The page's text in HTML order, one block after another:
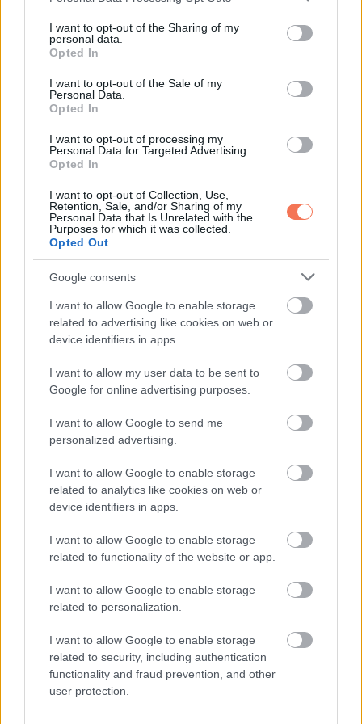
not limited to your visit or usage behaviour. You may click to
grant or deny consent to Google and its third-party tags to
use your data for below specified purposes in below Google
consent section.
I want to opt-out of the Sharing of my
personal data.
Opted In
I want to opt-out of the Sale of my
Personal Data.
Opted In
I want to opt-out of processing my
Personal Data for Targeted Advertising.
Opted In
I want to opt-out of Collection, Use,
Retention, Sale, and/or Sharing of my
Personal Data that Is Unrelated with the
Purposes for which it was collected.
Opted Out
Google consents
I want to allow Google to enable storage
related to advertising like cookies on web or
device identifiers in apps.
I want to allow my user data to be sent to
Google for online advertising purposes.
I want to allow Google to send me
personalized advertising.
I want to allow Google to enable storage
related to analytics like cookies on web or
device identifiers in apps.
I want to allow Google to enable storage
related to functionality of the website or app.
I want to allow Google to enable storage
related to personalization.
I want to allow Google to enable storage
related to security, including authentication
functionality and fraud prevention, and other
user protection.
gasztrokólikus reflex következménye, vagyis egy
természetes testi válasz. Ha viszont ez gyakran
jár, akkor érdemes orvossal beszélni róla. Különösen akkor,
ha felmerül az IBS vagy más emésztőrendszeri probléma
lehetősége.
A tünetek jobb megértése és néhány étrendi változtatás
sokat segíthet abban, hogy könnyebben kezeld ezeket a
panaszokat.
Oszd meg ezt a posztot:
WhatsappReddit
via
Email
ELŐZŐ POSZT
Eladtam a mostohalányom kutyáját, mert
gyorsan pénzre volt szükségem. Egy
nappal később kiderült az igazság, és
minden, amit addig hittem, darabokra